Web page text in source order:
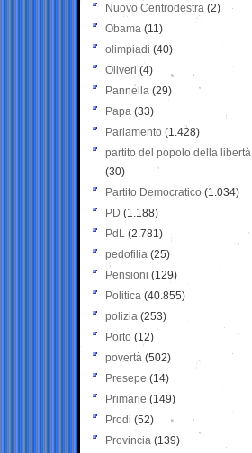
Nuovo Centrodestra (2)
Obama (11)
olimpiadi (40)
Oliveri (4)
Pannella (29)
Papa (33)
Parlamento (1.428)
partito del popolo della libertà
(30)
Partito Democratico (1.034)
PD (1.188)
PdL (2.781)
pedofilia (25)
Pensioni (129)
Politica (40.855)
polizia (253)
Porto (12)
povertà (502)
Presepe (14)
Primarie (149)
Prodi (52)
Provincia (139)